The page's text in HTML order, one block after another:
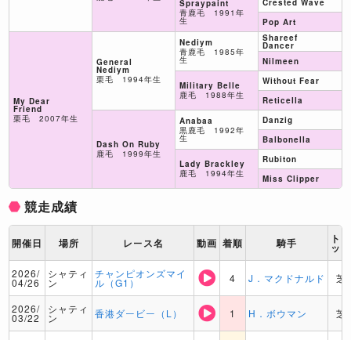
My Dear
Friend
栗毛 2007年生
General
Nediym
栗毛 1994年生
Dash On Ruby
鹿毛 1999年生
Spraypaint
青鹿毛 1991年
生
Nediym
青鹿毛 1985年
生
Military Belle
鹿毛 1988年生
Anabaa
黒鹿毛 1992年
生
Lady Brackley
鹿毛 1994年生
Pop Art
Shareef
Dancer
Nilmeen
Without Fear
Reticella
Danzig
Balbonella
Rubiton
Miss Clipper
競走成績
開催日 場所 レース名 動画 着順 騎手 トラ
ック
2026/
04/26
シャティ
ン
チャンピオンズマイ
ル（G1） 4 J．マクドナルド 芝
2026/
03/22
シャティ
ン 香港ダービー（L） 1 H．ボウマン 芝